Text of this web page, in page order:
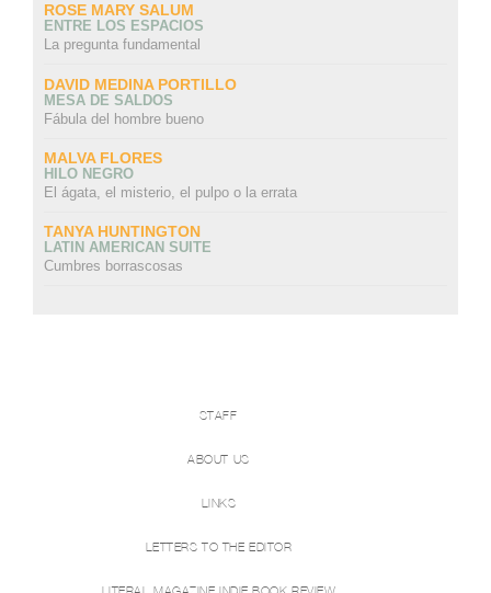
ROSE MARY SALUM
ENTRE LOS ESPACIOS
La pregunta fundamental
DAVID MEDINA PORTILLO
MESA DE SALDOS
Fábula del hombre bueno
MALVA FLORES
HILO NEGRO
El ágata, el misterio, el pulpo o la errata
TANYA HUNTINGTON
LATIN AMERICAN SUITE
Cumbres borrascosas
STAFF
ABOUT US
LINKS
LETTERS TO THE EDITOR